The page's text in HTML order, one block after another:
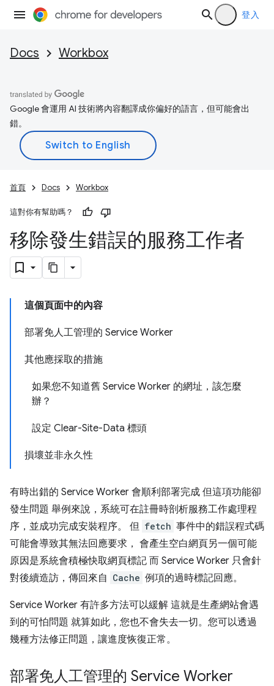
登入
Docs Workbox
Google 會運用 AI 技術將內容翻譯成你偏好的語言，但可能會出
錯。
首頁 Docs Workbox
這對你有幫助嗎？
移除發生錯誤的服務工作者
這個頁面中的內容
部署免人工管理的 Service Worker
其他應採取的措施
如果您不知道舊 Service Worker 的網址，該怎麼
辦？
設定 Clear-Site-Data 標頭
損壞並非永久性
有時出錯的 Service Worker 會順利部署完成 但這項功能卻
發生問題 舉例來說，系統可在註冊時剖析服務工作處理程
序，並成功完成安裝程序。 但 fetch 事件中的錯誤程式碼
可能會導致其無法回應要求， 會產生空白網頁另一個可能
原因是系統會積極快取網頁標記 而 Service Worker 只會針
對後續造訪，傳回來自 Cache 例項的過時標記回應。
Service Worker 有許多方法可以緩解 這就是生產網站會遇
到的可怕問題 就算如此，您也不會失去一切。您可以透過
幾種方法修正問題，讓進度恢復正常。
部署免人工管理的 Service Worker